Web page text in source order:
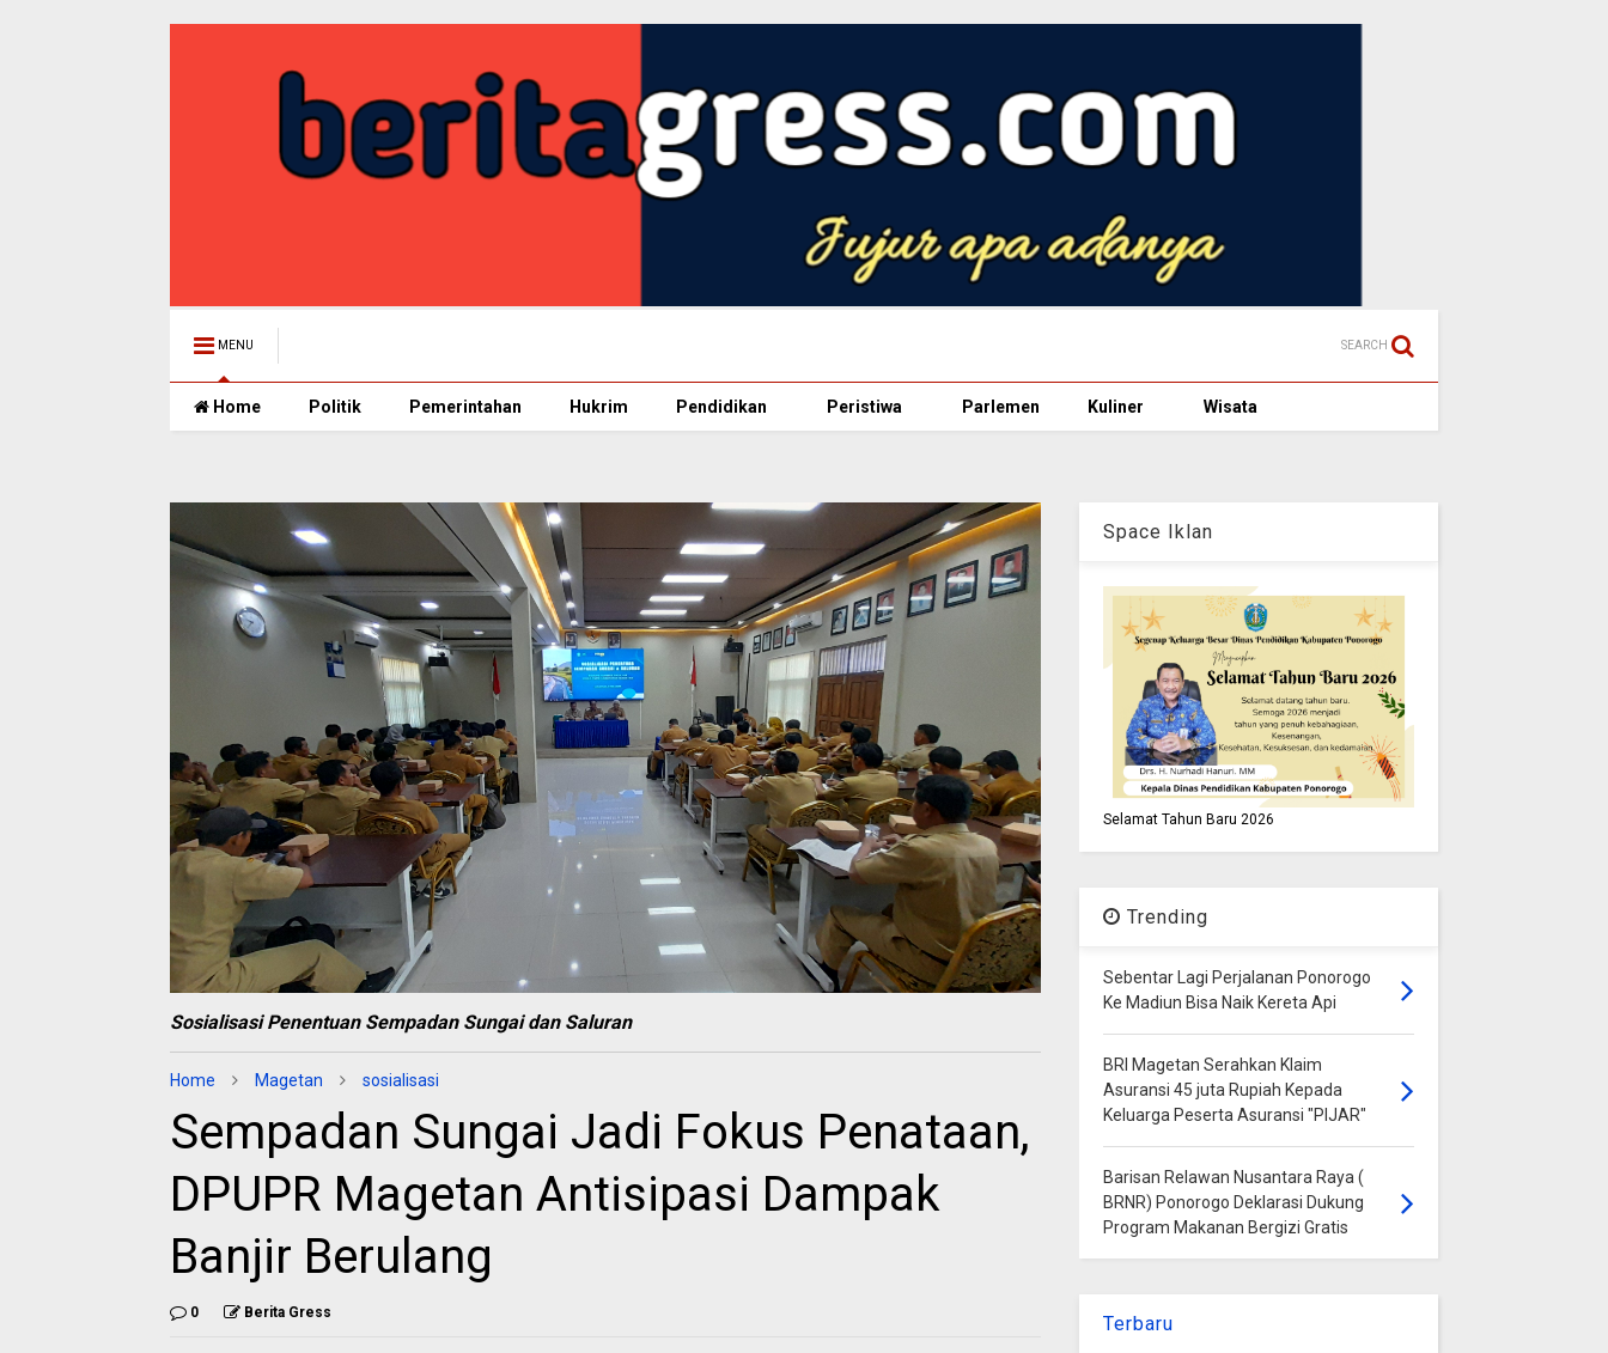
MENU SEARCH
Home Politik Pemerintahan Hukrim Pendidikan Peristiwa Parlemen Kuliner Wisata
Sosialisasi Penentuan Sempadan Sungai dan Saluran
Home Magetan sosialisasi
Sempadan Sungai Jadi Fokus Penataan,
DPUPR Magetan Antisipasi Dampak
Banjir Berulang
0 Berita Gress
Space Iklan
Selamat Tahun Baru 2026
Trending
Sebentar Lagi Perjalanan Ponorogo
Ke Madiun Bisa Naik Kereta Api
BRI Magetan Serahkan Klaim
Asuransi 45 juta Rupiah Kepada
Keluarga Peserta Asuransi "PIJAR"
Barisan Relawan Nusantara Raya (
BRNR) Ponorogo Deklarasi Dukung
Program Makanan Bergizi Gratis
Terbaru